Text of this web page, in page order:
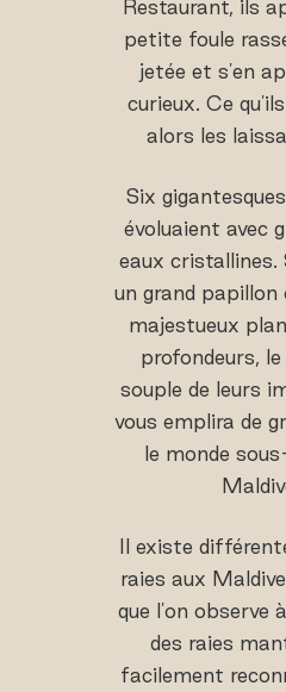
Restaurant, ils
petite foule
jetée et s'en
curieux. Ce
alors les
Six
évoluaient avec
eaux cristallines.
un grand papillon
majestueux
profondeurs,
souple de leurs
vous emplira de
le monde
Il existe
raies aux
que l'on observe
des raies
facilement